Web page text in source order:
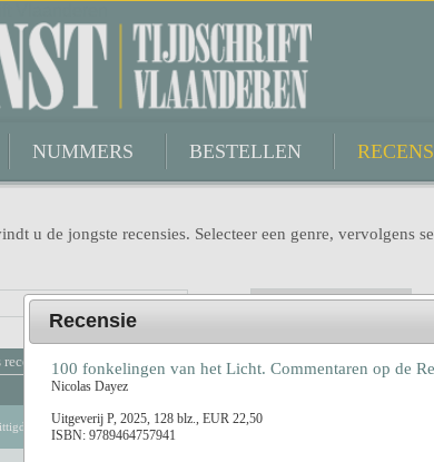
NUMMERS BESTELLEN
u de jongste recensies. Selecteer een genre, vervolgens
Genre
recensie
man is niets waard
Recensie
100 fonkelingen van het Licht. Commentaren op de
Nicolas Dayez
Uitgeverij P, 2025, 128 blz., EUR 22,50
ISBN: 9789464757941